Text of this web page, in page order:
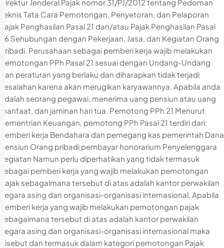
Direktur Jenderal Pajak nomor 31/PJ/2012 tentang Pedoman
Teknis Tata Cara Pemotongan, Penyetoran, dan Pelaporan
Pajak Penghasilan Pasal 21 dan/atau Pajak Penghasilan Pasal
26 Sehubungan dengan Pekerjaan, Jasa, dan Kegiatan Orang
Pribadi. Perusahaan sebagai pemberi kerja wajib melakukan
pemotongan PPh Pasal 21 sesuai dengan Undang-Undang
dan peraturan yang berlaku dan diharapkan tidak terjadi
kesalahan karena akan merugikan karyawannya. Apabila anda
adalah seorang pegawai, menerima uang pensiun atau uang
manfaat, dan jaminan hari tua. Pemotong PPh 21 Menurut
Kementrian Keuangan, pemotong PPh Pasal 21 terdiri dari:
Pemberi kerja Bendahara dan pemegang kas pemerintah Dana
pensiun Orang pribadi pembayar honorarium Penyelenggara
kegiatan Namun perlu diperhatikan yang tidak termasuk
sebagai pemberi kerja yang wajib melakukan pemotongan
pajak sebagaimana tersebut di atas adalah kantor perwakilan
negara asing dan organisasi-organisasi internasional. Apabila
pemberi kerja yang wajib melakukan pemotongan pajak
sebagaimana tersebut di atas adalah kantor perwakilan
negara asing dan organisasi-organisasi internasional maka
disebut dan termasuk dalam kategori pemotongan Pajak